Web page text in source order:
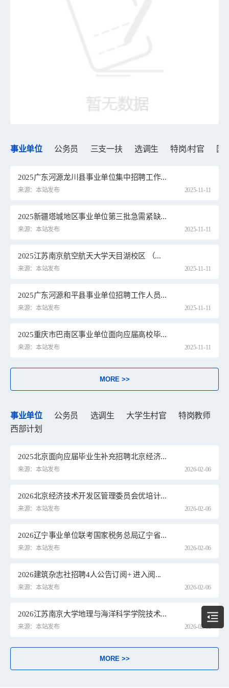
事业单位 公务员 三支一扶 选调生 特岗/村官 国
2025广东河源龙川县事业单位集中招聘工作...
来源：本站发布 2025-11-11
2025新疆塔城地区事业单位第三批急需紧缺...
来源：本站发布 2025-11-11
2025江苏南京航空航天大学天目湖校区 （...
来源：本站发布 2025-11-11
2025广东河源和平县事业单位招聘工作人员...
来源：本站发布 2025-11-11
2025重庆市巴南区事业单位面向应届高校毕...
来源：本站发布 2025-11-11
MORE >>
事业单位 公务员 选调生 大学生村官 特岗教师
西部计划
2025北京面向应届毕业生补充招聘北京经济...
来源：本站发布 2026-02-06
2026北京经济技术开发区管理委员会优培计...
来源：本站发布 2026-02-06
2026辽宁事业单位联考国家税务总局辽宁省...
来源：本站发布 2026-02-06
2026建筑杂志社招聘4人公告订阅+ 进入阅...
来源：本站发布 2026-02-06
2026江苏南京大学地理与海洋科学学院技术...
来源：本站发布 2026-02-06
MORE >>